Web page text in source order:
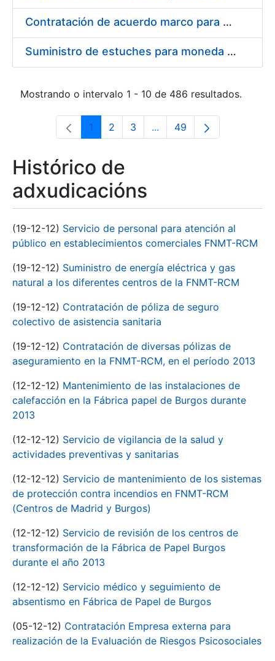
Contratación de acuerdo marco para el Suministro de Material de Electricidad para la Fábrica Nacional de Moneda y Timbre-Real Casa de la Moneda en su centro de trabajo de Burgos
Suministro de estuches para moneda de 30 €
Mostrando o intervalo 1 - 10 de 486 resultados.
Páxina
1 Páxina
2 Páxina
3 ...Páxinas intermedias Use
Páxina
49
Histórico de
adxudicacións
(19-12-12) Servicio de personal para atención al
público en establecimientos comerciales FNMT-RCM
(19-12-12) Suministro de energía eléctrica y gas
natural a los diferentes centros de la FNMT-RCM
(19-12-12) Contratación de póliza de seguro
colectivo de asistencia sanitaria
(19-12-12) Contratación de diversas pólizas de
aseguramiento en la FNMT-RCM, en el período 2013
(12-12-12) Mantenimiento de las instalaciones de
calefacción en la Fábrica papel de Burgos durante
2013
(12-12-12) Servicio de vigilancia de la salud y
actividades preventivas y sanitarias
(12-12-12) Servicio de mantenimiento de los sistemas
de protección contra incendios en FNMT-RCM
(Centros de Madrid y Burgos)
(12-12-12) Servicio de revisión de los centros de
transformación de la Fábrica de Papel Burgos
durante el año 2013
(12-12-12) Servicio médico y seguimiento de
absentismo en Fábrica de Papel de Burgos
(05-12-12) Contratación Empresa externa para
realización de la Evaluación de Riesgos Psicosociales